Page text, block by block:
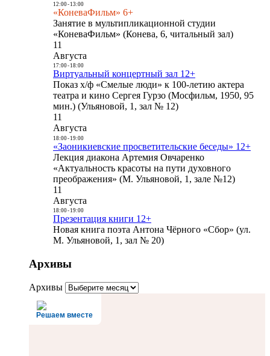
12:00- 13:00
«КоневаФильм» 6+
Занятие в мультипликационной студии
«КоневаФильм» (Конева, 6, читальный зал)
11
Августа
17:00- 18:00
Виртуальный концертный зал 12+
Показ х/ф «Смелые люди» к 100-летию актера
театра и кино Сергея Гурзо (Мосфильм, 1950, 95
мин.) (Ульяновой, 1, зал № 12)
11
Августа
18:00- 19:00
«Заоникиевские просветительские беседы» 12+
Лекция диакона Артемия Овчаренко
«Актуальность красоты на пути духовного
преображения» (М. Ульяновой, 1, зале №12)
11
Августа
18:00- 19:00
Презентация книги 12+
Новая книга поэта Антона Чёрного «Сбор» (ул.
М. Ульяновой, 1, зал № 20)
Архивы
Архивы
Решаем вместе